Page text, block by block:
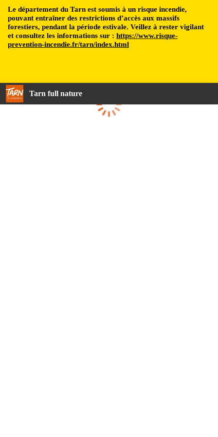
Le département du Tarn est soumis à un risque incendie,
pouvant entraîner des restrictions d’accès aux massifs
forestiers, pendant la période estivale. Veillez à rester vigilant
et consultez les informations sur : https://www.risque-
prevention-incendie.fr/tarn/index.html
Tarn full nature
Loading